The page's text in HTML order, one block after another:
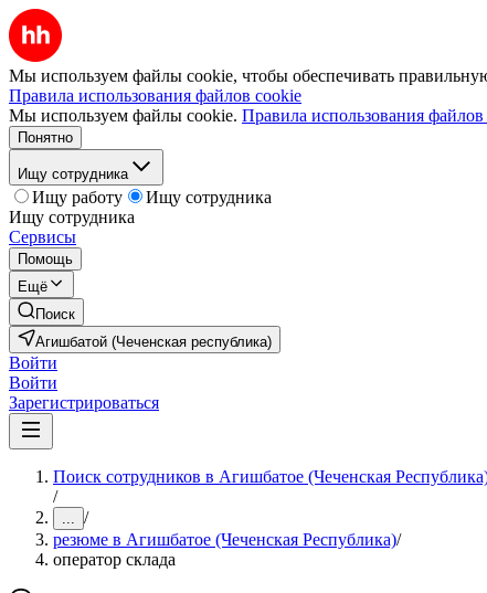
Мы используем файлы cookie, чтобы обеспечивать
Правила использования файлов cookie
Мы используем файлы cookie. Правила использования
Понятно
Ищу сотрудника
Ищу работу
Ищу сотрудника
Ищу сотрудника
Сервисы
Помощь
Ещё
Поиск
Агишбатой (Чеченская республика)
Войти
Войти
Зарегистрироваться
Поиск сотрудников в Агишбатое (Чеченская
/
... /
резюме в Агишбатое (Чеченская Республика)/
оператор склада